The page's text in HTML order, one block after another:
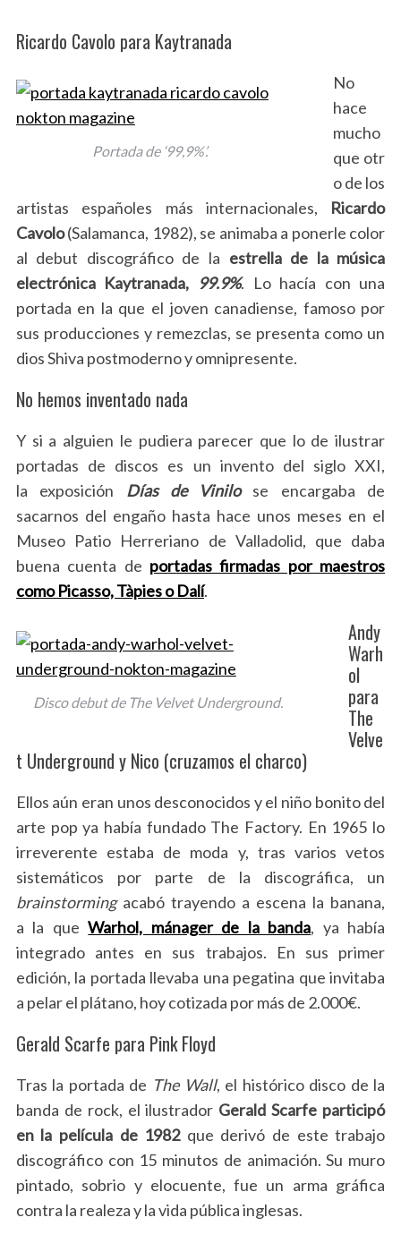
Ricardo Cavolo para Kaytranada
Portada de ‘99,9%’.
No
hace
mucho
que otr
o de los
artistas españoles más internacionales, Ricardo
Cavolo(Salamanca, 1982), se animaba a ponerle color
al debut discográfico de la estrella de la música
electrónica Kaytranada, 99.9%. Lo hacía con una
portada en la que el joven canadiense, famoso por
sus producciones y remezclas, se presenta como un
dios Shiva postmoderno y omnipresente.
No hemos inventado nada
Y si a alguien le pudiera parecer que lo de ilustrar
portadas de discos es un invento del siglo XXI,
la exposición Días de Vinilose encargaba de
sacarnos del engaño hasta hace unos meses en el
Museo Patio Herreriano de Valladolid, que daba
buena cuenta de portadas firmadas por maestros
como Picasso, Tàpies o Dalí.
Disco debut de The Velvet Underground.
Andy
Warh
ol
para
The
Velve
t Underground y Nico (cruzamos el charco)
Ellos aún eran unos desconocidos y el niño bonito del
arte pop ya había fundado The Factory. En 1965 lo
irreverente estaba de moda y, tras varios vetos
sistemáticos por parte de la discográfica, un
brainstormingacabó trayendo a escena la banana,
a la queWarhol, mánager de la banda, ya había
integrado antes en sus trabajos. En sus primer
edición, la portada llevaba una pegatina que invitaba
a pelar el plátano, hoy cotizada por más de 2.000€.
Gerald Scarfe para Pink Floyd
Tras la portada de The Wall, el histórico disco de la
banda de rock, el ilustrador Gerald Scarfe participó
en la película de 1982que derivó de este trabajo
discográfico con 15 minutos de animación. Su muro
pintado, sobrio y elocuente, fue un arma gráfica
contra la realeza y la vida pública inglesas.
S
e
c
h
f
r
: